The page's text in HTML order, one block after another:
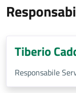
Tiberio
Responsabile